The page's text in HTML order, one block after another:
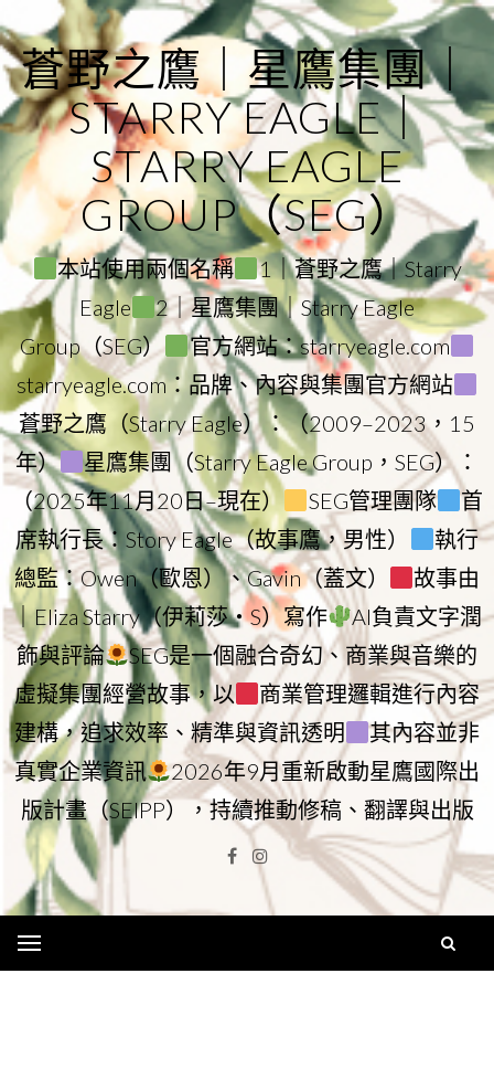
to
content
蒼野之鷹｜星鷹集團｜
STARRY EAGLE｜
STARRY EAGLE
GROUP（SEG）
本站使用兩個名稱
1｜蒼野之鷹｜Starry
Eagle
2｜星鷹集團｜Starry Eagle
Group（SEG）
官方網站：starryeagle.com
starryeagle.com：品牌、內容與集團官方網站
蒼野之鷹（Starry Eagle）：（2009–2023，15
年）
星鷹集團（Starry Eagle Group，SEG）：
（2025年11月20日–現在）
SEG管理團隊
首
席執行長：Story Eagle（故事鷹，男性）
執行
總監：Owen（歐恩）、Gavin（蓋文）
故事由
｜Eliza Starry（伊莉莎・S）寫作
AI負責文字潤
飾與評論
SEG是一個融合奇幻、商業與音樂的
虛擬集團經營故事，以
商業管理邏輯進行內容
建構，追求效率、精準與資訊透明
其內容並非
真實企業資訊
2026年9月重新啟動星鷹國際出
版計畫（SEIPP），持續推動修稿、翻譯與出版
Facebook
Instagram